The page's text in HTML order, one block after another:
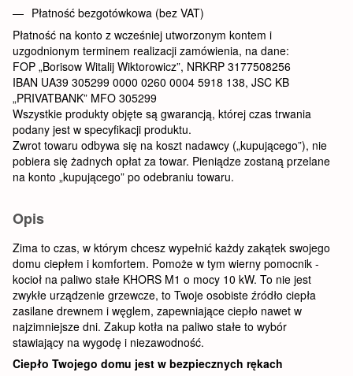
Płatność bezgotówkowa (bez VAT)
Płatność na konto z wcześniej utworzonym kontem i
uzgodnionym terminem realizacji zamówienia, na dane:
FOP „Borisow Witalij Wiktorowicz”, NRKRP 3177508256
IBAN UA39 305299 0000 0260 0004 5918 138, JSC KB
„PRIVATBANK” MFO 305299
Wszystkie produkty objęte są gwarancją, której czas trwania
podany jest w specyfikacji produktu.
Zwrot towaru odbywa się na koszt nadawcy („kupującego”), nie
pobiera się żadnych opłat za towar. Pieniądze zostaną przelane
na konto „kupującego” po odebraniu towaru.
Opis
Zima to czas, w którym chcesz wypełnić każdy zakątek swojego
domu ciepłem i komfortem. Pomoże w tym wierny pomocnik -
kocioł na paliwo stałe KHORS M1 o mocy 10 kW. To nie jest
zwykłe urządzenie grzewcze, to Twoje osobiste źródło ciepła
zasilane drewnem i węglem, zapewniające ciepło nawet w
najzimniejsze dni. Zakup kotła na paliwo stałe to wybór
stawiający na wygodę i niezawodność.
Ciepło Twojego domu jest w bezpiecznych rękach